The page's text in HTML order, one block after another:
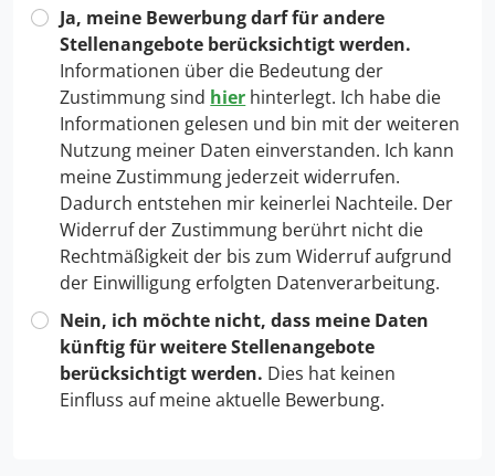
Ja, meine Bewerbung darf für andere
Stellenangebote berücksichtigt werden.
Informationen über die Bedeutung der
Zustimmung sind hier hinterlegt. Ich habe die
Informationen gelesen und bin mit der weiteren
Nutzung meiner Daten einverstanden. Ich kann
meine Zustimmung jederzeit widerrufen.
Dadurch entstehen mir keinerlei Nachteile. Der
Widerruf der Zustimmung berührt nicht die
Rechtmäßigkeit der bis zum Widerruf aufgrund
der Einwilligung erfolgten Datenverarbeitung.
Nein, ich möchte nicht, dass meine Daten
künftig für weitere Stellenangebote
berücksichtigt werden. Dies hat keinen
Einfluss auf meine aktuelle Bewerbung.